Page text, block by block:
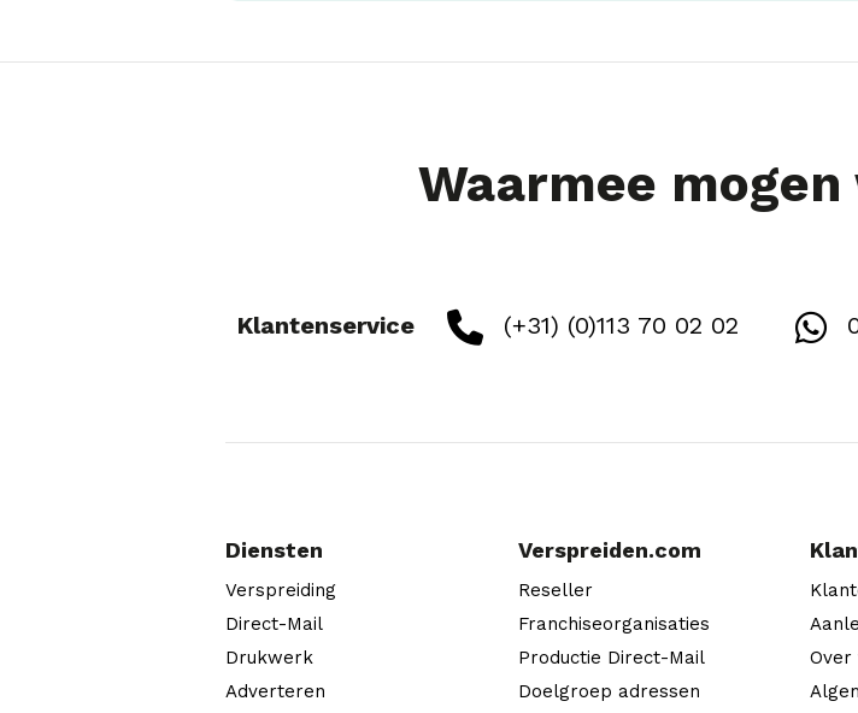
Waarmee
Klantenservice (+31) (0)113 70 02 02
Diensten
Verspreiding
Direct-Mail
Drukwerk
Adverteren
Verspreiden.com
Reseller
Franchiseorganisaties
Productie Direct-Mail
Doelgroep adressen
Over